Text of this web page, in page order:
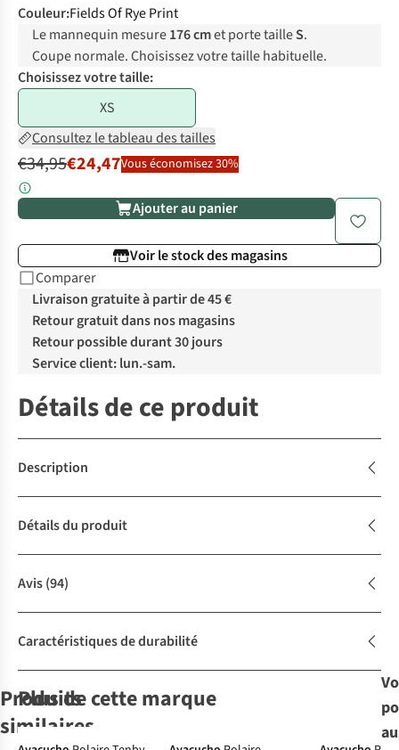
Couleur:Fields Of Rye Print
Le mannequin mesure176 cmet porte tailleS.
Coupe normale. Choisissez votre taille habituelle.
Choisissez votre taille:
XS
Consultez le tableau des tailles
€34,95€24,47Vous économisez 30%
Ajouter au panier
Voir le stock des magasins
Comparer
Livraison gratuite à partir de 45 €
Retour gratuit dans nos magasins
Retour possible durant 30 jours
Service client: lun.-sam.
Détails de ce produit
Description
Détails du produit
Avis(94)
Caractéristiques de durabilité
Produits
similaires
-30%-50%-30%-50%
Plus de cette marque